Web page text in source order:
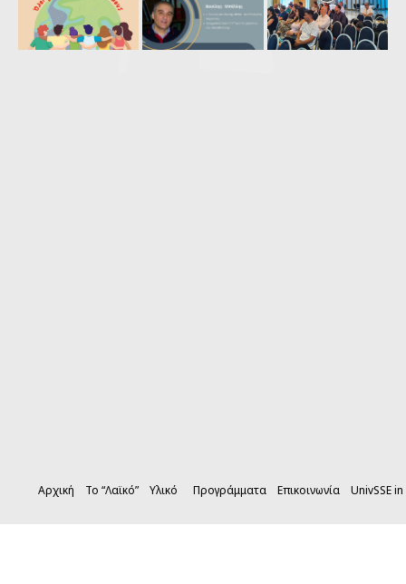
Αρχική Το “Λαϊκό” Υλικό Προγράμματα Επικοινωνία UnivSSE